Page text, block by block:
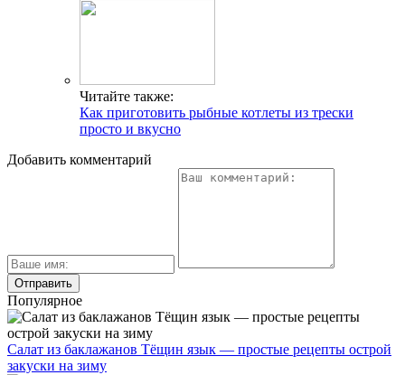
Читайте также:
Как приготовить рыбные котлеты из трески
просто и вкусно
Добавить комментарий
Популярное
Салат из баклажанов Тёщин язык — простые рецепты острой
закуски на зиму